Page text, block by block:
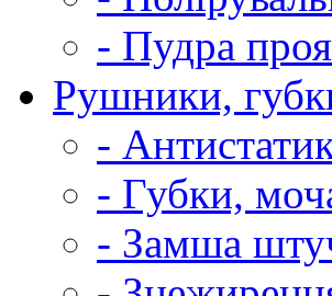
- Пудра
Рушники,
-
- Губки,
- Замша